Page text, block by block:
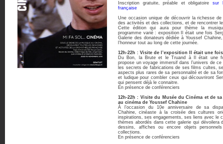
Inscription gratuite, préable et obligatoire sur
française
Une occasion unique de découvrir la richesse de
des activités et des collections, et de rencontrer
Cette édition qui aura pour thème la
programme varié : exposition Il était une fois
Galerie des donateurs dédiée à Youssef
l’honneur tout au long de cette journée.
12h-22h : Visite de l’exposition Il était une
Du Bon, la Brute et le Truand à Il était une
propose un voyage immersif dans l’univers de
les secrets de fabrications de ses films cultes,
aspects plus rares de sa personnalité et de sa
et ludique pour combler ceux qui découvriront
qui pensent déjà le connaitre.
En présence de conférenciers
12h-22h : Visite du Musée du Cinéma et de
au cinéma de Youssef Chahine
À l’occasion du 10e anniversaire de sa
Chahine, cinéaste à la croisée des cultures
inspirations, ses engagements, ses liens avec le
thèmes abordés dans cette galerie qui dévoilera
dessins, affiches ou encore objets
collections.
En présence de conférenciers